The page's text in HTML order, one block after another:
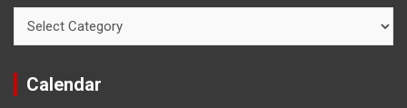
Calendar